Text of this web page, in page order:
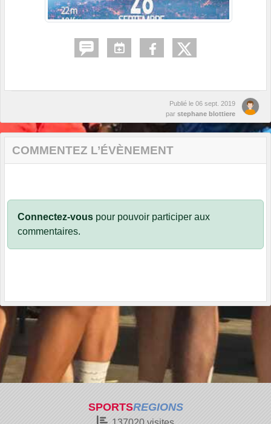
Publié le 06 sept. 2019
par stephane blottiere
COMMENTEZ L’ÉVÈNEMENT
Connectez-vous pour pouvoir participer aux
commentaires.
SPORTSREGIONS